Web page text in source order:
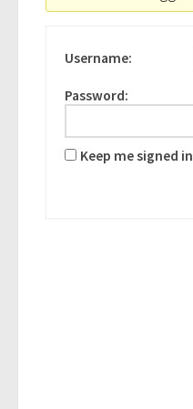
Username:
Password:
Keep me signed in